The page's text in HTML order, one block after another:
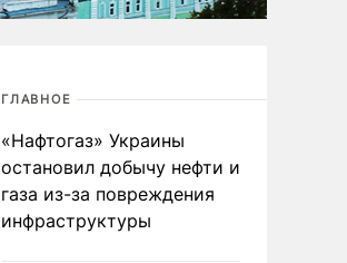
ГЛАВНОЕ
«Нафтогаз» Украины
остановил добычу нефти и
газа из-за повреждения
инфраструктуры